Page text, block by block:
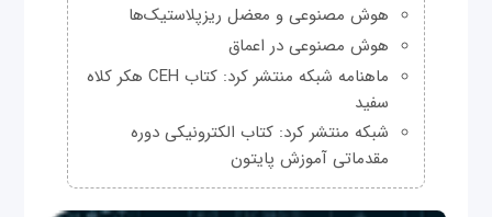
هوش مصنوعی و معضل ریزپلاستیک‌ها
هوش مصنوعی در اعماق
ماهنامه شبکه منتشر کرد: کتاب CEH هکر کلاه
سفید
شبکه منتشر کرد: کتاب الکترونیکی دوره
مقدماتی آموزش پایتون